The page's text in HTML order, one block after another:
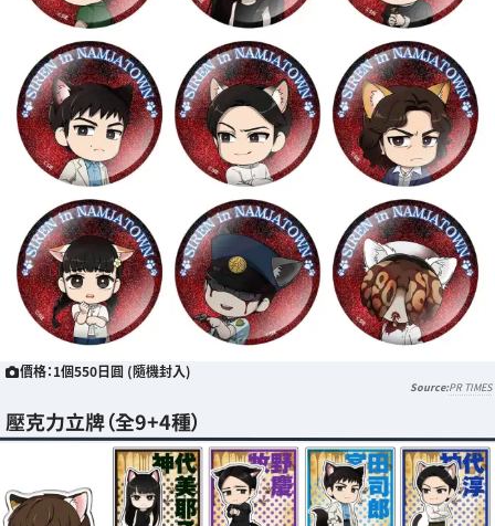
價格：1個550日圓 (隨機封入)
PR TIMES
壓克力立牌（全9+4種）